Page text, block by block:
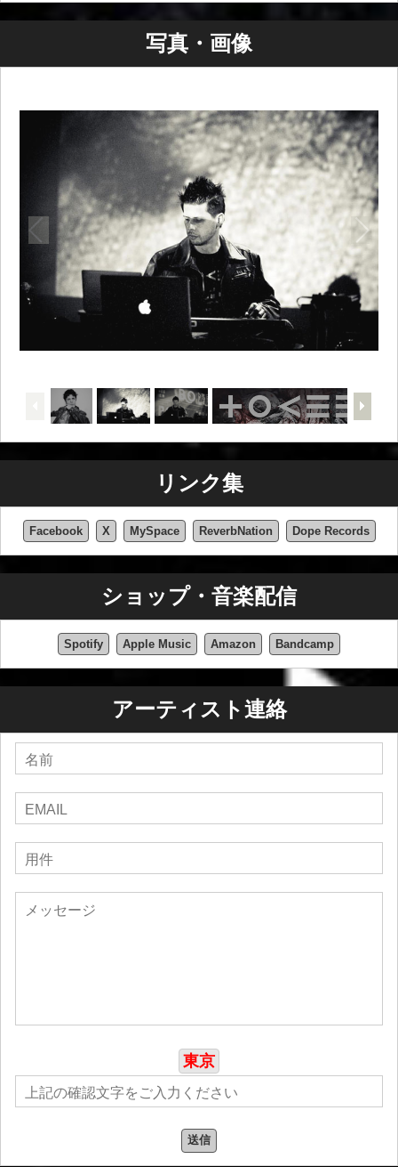
写真・画像
リンク集
Facebook X MySpace ReverbNation Dope Records
ショップ・音楽配信
Spotify Apple Music Amazon Bandcamp
アーティスト連絡
東京
送信